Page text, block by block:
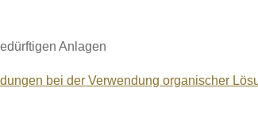
Anlagen
bei der Verwendung organischer